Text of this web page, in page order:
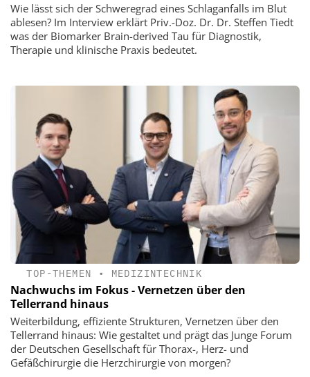
Wie lässt sich der Schweregrad eines Schlaganfalls im Blut
ablesen? Im Interview erklärt Priv.-Doz. Dr. Dr. Steffen Tiedt
was der Biomarker Brain-derived Tau für Diagnostik,
Therapie und klinische Praxis bedeutet.
TOP-THEMEN • MEDIZINTECHNIK
Nachwuchs im Fokus - Vernetzen über den
Tellerrand hinaus
Weiterbildung, effiziente Strukturen, Vernetzen über den
Tellerrand hinaus: Wie gestaltet und prägt das Junge Forum
der Deutschen Gesellschaft für Thorax-, Herz- und
Gefäßchirurgie die Herzchirurgie von morgen?